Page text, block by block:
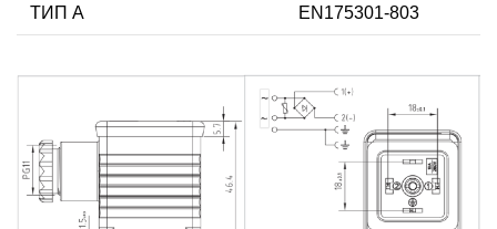
ТИП А EN175301-803